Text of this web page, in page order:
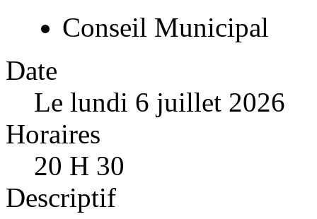
Conseil Municipal
Date
Le lundi 6 juillet 2026
Horaires
20 H 30
Descriptif